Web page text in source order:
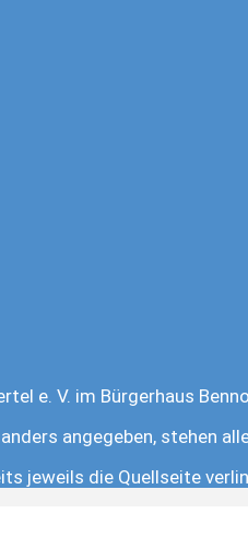
e. V. im Bürgerhaus
angegeben, stehen
jeweils die Quellseite